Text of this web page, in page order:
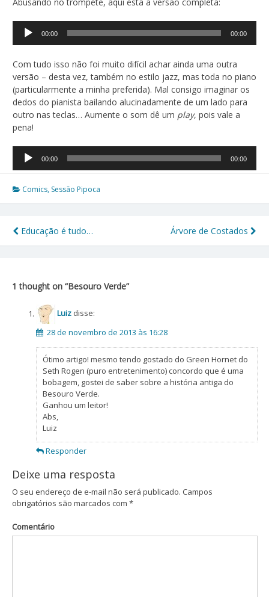
de
00:00 00:00
Com tudo isso não foi muito difícil achar ainda uma outra
versão – desta vez, também no estilo jazz, mas toda no piano
(particularmente a minha preferida). Mal consigo imaginar os
dedos do pianista bailando alucinadamente de um lado para
outro nas teclas… Aumente o som dê um play, pois vale a
pena!
de
00:00 00:00
Comics, Sessão Pipoca
Navegação
Post
Educação é tudo… Árvore de Costados
1 thought on “Besouro Verde”
Luiz disse:
28 de novembro de 2013 às 16:28
Ótimo artigo! mesmo tendo gostado do Green Hornet do
Seth Rogen (puro entretenimento) concordo que é uma
bobagem, gostei de saber sobre a história antiga do
Besouro Verde.
Ganhou um leitor!
Abs,
Luiz
Responder
Deixe uma resposta
O seu endereço de e-mail não será publicado. Campos
obrigatórios são marcados com *
Comentário